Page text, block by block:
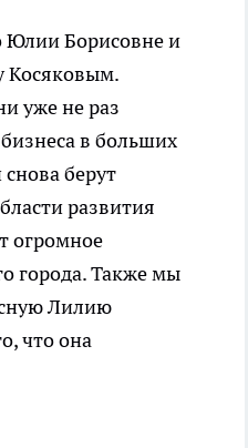
Юлии Борисовне и
Косяковым.
уже не раз
в больших
берут
развития
огромное
города. Также мы
Лилию
что она